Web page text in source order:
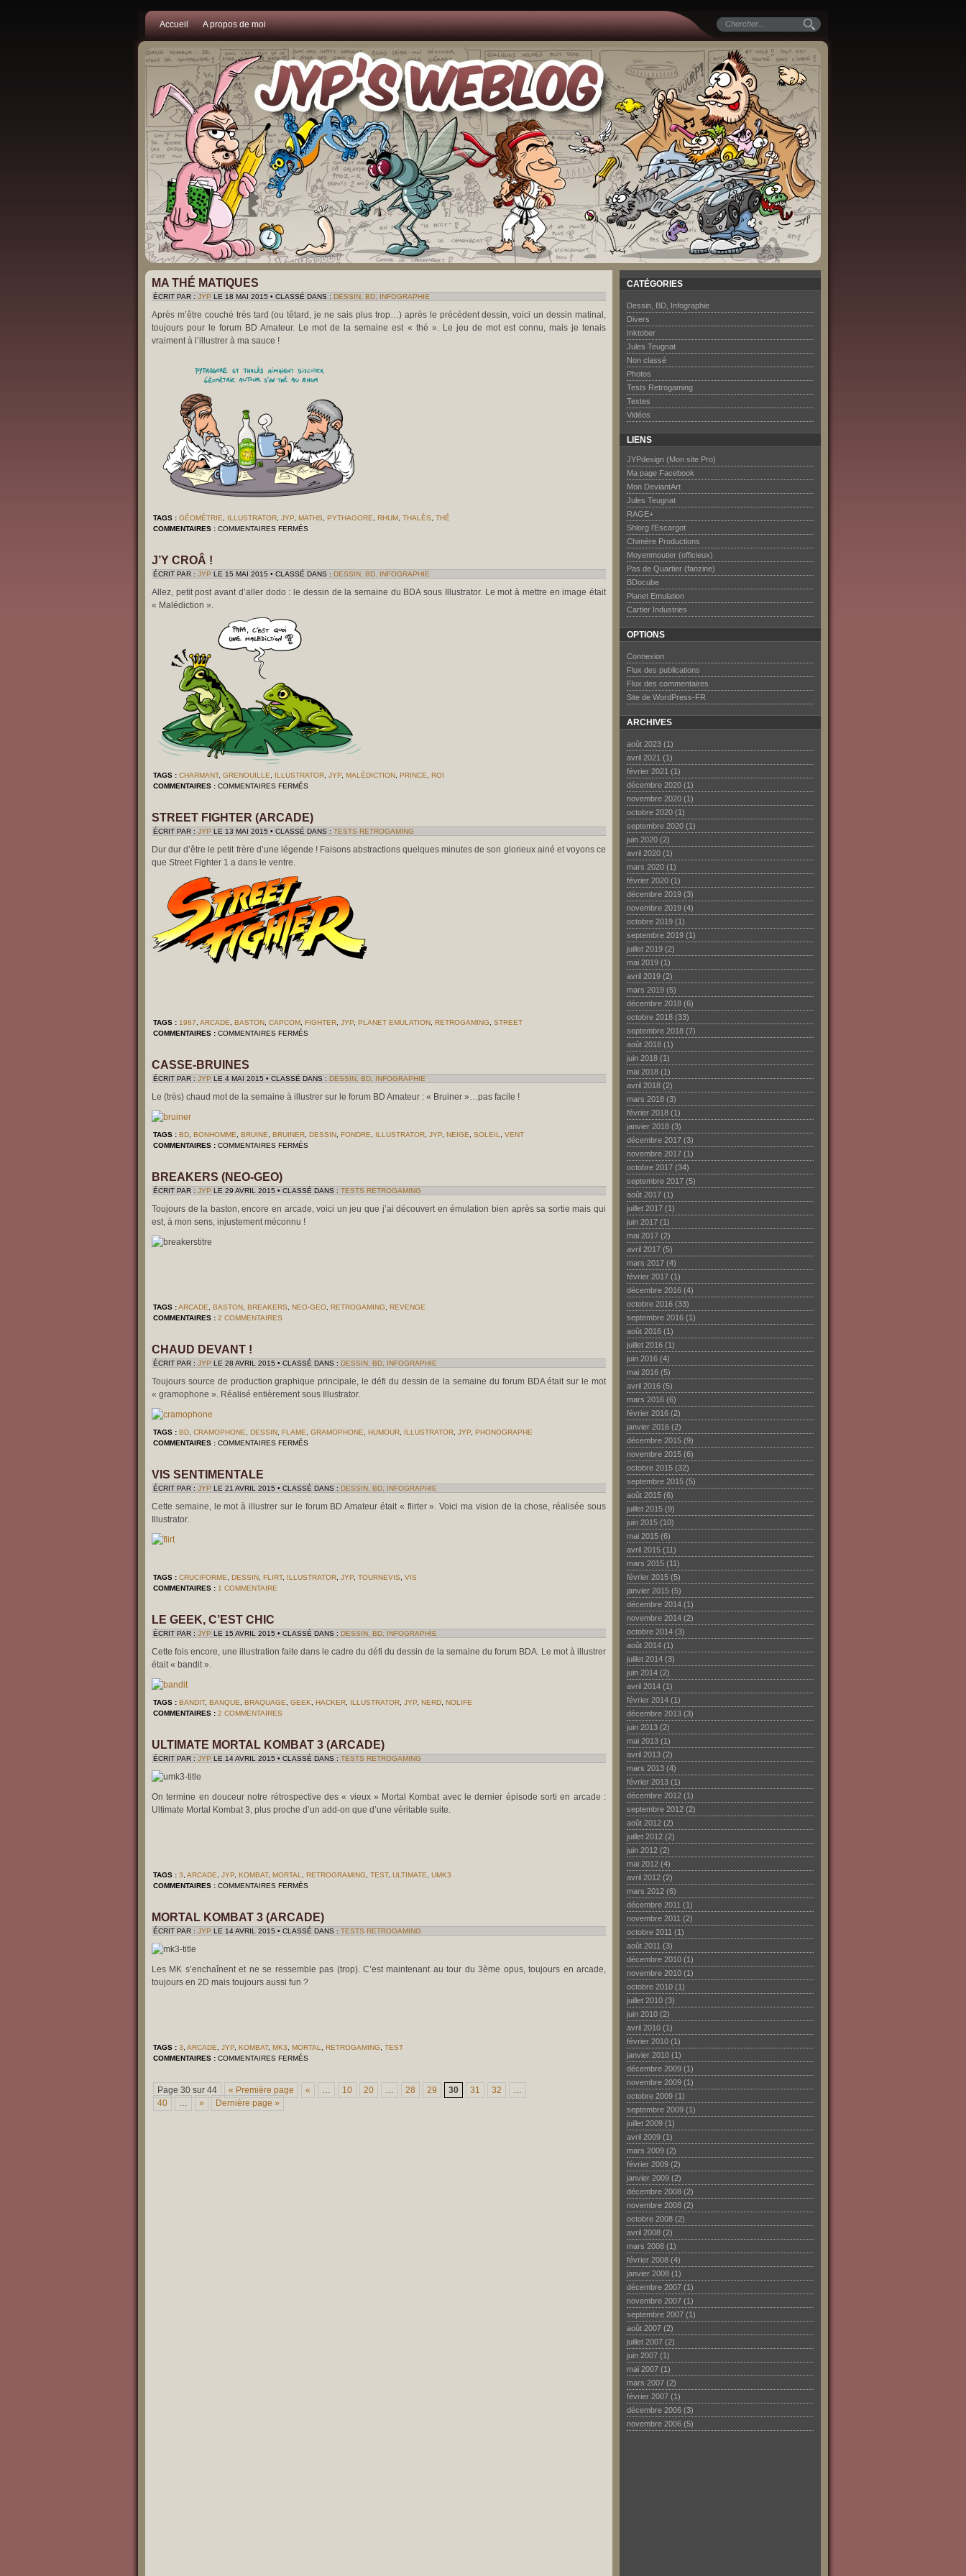
Accueil A propos de moi
MA THÉ MATIQUES
ÉCRIT PAR : JYP LE 18 MAI 2015 • CLASSÉ DANS : DESSIN, BD, INFOGRAPHIE
Après m’être couché très tard (ou têtard, je ne sais plus trop…) après le précédent dessin, voici un dessin matinal,
toujours pour le forum BD Amateur. Le mot de la semaine est « thé ». Le jeu de mot est connu, mais je tenais
vraiment à l’illustrer à ma sauce !
TAGS : GÉOMÉTRIE ILLUSTRATOR JYP MATHS PYTHAGORE RHUM THALÈS
THÉ
COMMENTAIRES : COMMENTAIRES FERMÉSSUR
J’Y CROÂ !
ÉCRIT PAR : JYP LE 15 MAI 2015 • CLASSÉ DANS : DESSIN, BD, INFOGRAPHIE
Allez, petit post avant d’aller dodo : le dessin de la semaine du BDA sous Illustrator. Le mot à mettre en image était
« Malédiction ».
TAGS : CHARMANT, GRENOUILLE ILLUSTRATOR JYP MALÉDICTION PRINCE
ROI
COMMENTAIRES : COMMENTAIRES FERMÉSSUR
STREET FIGHTER (ARCADE)
ÉCRIT PAR : JYP LE 13 MAI 2015 • CLASSÉ DANS : TESTS RETROGAMING
Dur dur d’être le petit frère d’une légende ! Faisons abstractions quelques minutes de son glorieux ainé et voyons ce
que Street Fighter 1 a dans le ventre.
TAGS : 1987 ARCADE BASTON CAPCOM FIGHTER JYP PLANET EMULATION RETROGAMING
STREET
COMMENTAIRES : COMMENTAIRES FERMÉSSUR
CASSE-BRUINES
ÉCRIT PAR : JYP LE 4 MAI 2015 • CLASSÉ DANS : DESSIN, BD, INFOGRAPHIE
Le (très) chaud mot de la semaine à illustrer sur le forum BD Amateur : « Bruiner »…pas facile !
TAGS : BD BONHOMME BRUINE BRUINER DESSIN FONDRE ILLUSTRATOR JYP NEIGE SOLEIL
VENT
COMMENTAIRES : COMMENTAIRES FERMÉSSUR
BREAKERS (NEO-GEO)
ÉCRIT PAR : JYP LE 29 AVRIL 2015 • CLASSÉ DANS : TESTS RETROGAMING
Toujours de la baston, encore en arcade, voici un jeu que j’ai découvert en émulation bien après sa sortie mais qui
est, à mon sens, injustement méconnu !
TAGS :ARCADE BASTON BREAKERS NEO-GEO RETROGAMING
REVENGE
COMMENTAIRES : 2 COMMENTAIRES
CHAUD DEVANT !
ÉCRIT PAR : JYP LE 28 AVRIL 2015 • CLASSÉ DANS : DESSIN, BD, INFOGRAPHIE
Toujours source de production graphique principale, le défi du dessin de la semaine du forum BDA était sur le mot
« gramophone ». Réalisé entièrement sous Illustrator.
TAGS : BD CRAMOPHONE DESSIN FLAME GRAMOPHONE HUMOUR ILLUSTRATOR JYP PHONOGRAPHE
COMMENTAIRES : COMMENTAIRES FERMÉSSUR
VIS SENTIMENTALE
ÉCRIT PAR : JYP LE 21 AVRIL 2015 • CLASSÉ DANS : DESSIN, BD, INFOGRAPHIE
Cette semaine, le mot à illustrer sur le forum BD Amateur était « flirter ». Voici ma vision de la chose, réalisée sous
Illustrator.
TAGS : CRUCIFORME DESSIN FLIRT, ILLUSTRATOR JYP TOURNEVIS
VIS
COMMENTAIRES : 1 COMMENTAIRE
LE GEEK, C’EST CHIC
ÉCRIT PAR : JYP LE 15 AVRIL 2015 • CLASSÉ DANS : DESSIN, BD, INFOGRAPHIE
Cette fois encore, une illustration faite dans le cadre du défi du dessin de la semaine du forum BDA. Le mot à illustrer
était « bandit ».
TAGS : BANDIT, BANQUE BRAQUAGE GEEK HACKER ILLUSTRATOR JYP NERD NOLIFE
COMMENTAIRES : 2 COMMENTAIRES
ULTIMATE MORTAL KOMBAT 3 (ARCADE)
ÉCRIT PAR : JYP LE 14 AVRIL 2015 • CLASSÉ DANS : TESTS RETROGAMING
On termine en douceur notre rétrospective des « vieux » Mortal Kombat avec le dernier épisode sorti en arcade :
Ultimate Mortal Kombat 3, plus proche d’un add-on que d’une véritable suite.
TAGS : 3 ARCADE JYP KOMBAT, MORTAL RETROGRAMING TEST, ULTIMATE
UMK3
COMMENTAIRES : COMMENTAIRES FERMÉSSUR
3
(ARCADE)
MORTAL KOMBAT 3 (ARCADE)
ÉCRIT PAR : JYP LE 14 AVRIL 2015 • CLASSÉ DANS : TESTS RETROGAMING
Les MK s’enchaînent et ne se ressemble pas (trop). C’est maintenant au tour du 3ème opus, toujours en arcade,
toujours en 2D mais toujours aussi fun ?
TAGS : 3 ARCADE JYP KOMBAT, MK3 MORTAL RETROGAMING
TEST
COMMENTAIRES : COMMENTAIRES FERMÉSSUR
3
(ARCADE)
Page 30 sur 44 « Première page « … 10 20 … 28 29 30 31 32
…
40
… » Dernière page »
CATÉGORIES
Dessin, BD, Infographie
Divers
Inktober
Jules Teugnat
Non classé
Photos
Tests Retrogaming
Textes
Vidéos
LIENS
JYPdesign (Mon site Pro)
Ma page Facebook
Mon DeviantArt
Jules Teugnat
RAGE+
Shlorg l’Escargot
Chimère Productions
Moyenmoutier (officieux)
Pas de Quartier (fanzine)
BDocube
Planet Emulation
Cartier Industries
OPTIONS
Connexion
Flux des publications
Flux des commentaires
Site de WordPress-FR
ARCHIVES
août 2023 (1)
avril 2021 (1)
février 2021 (1)
décembre 2020 (1)
novembre 2020 (1)
octobre 2020 (1)
septembre 2020 (1)
juin 2020 (2)
avril 2020 (1)
mars 2020 (1)
février 2020 (1)
décembre 2019 (3)
novembre 2019 (4)
octobre 2019 (1)
septembre 2019 (1)
juillet 2019 (2)
mai 2019 (1)
avril 2019 (2)
mars 2019 (5)
décembre 2018 (6)
octobre 2018 (33)
septembre 2018 (7)
août 2018 (1)
juin 2018 (1)
mai 2018 (1)
avril 2018 (2)
mars 2018 (3)
février 2018 (1)
janvier 2018 (3)
décembre 2017 (3)
novembre 2017 (1)
octobre 2017 (34)
septembre 2017 (5)
août 2017 (1)
juillet 2017 (1)
juin 2017 (1)
mai 2017 (2)
avril 2017 (5)
mars 2017 (4)
février 2017 (1)
décembre 2016 (4)
octobre 2016 (33)
septembre 2016 (1)
août 2016 (1)
juillet 2016 (1)
juin 2016 (4)
mai 2016 (5)
avril 2016 (5)
mars 2016 (6)
février 2016 (2)
janvier 2016 (2)
décembre 2015 (9)
novembre 2015 (6)
octobre 2015 (32)
septembre 2015 (5)
août 2015 (6)
juillet 2015 (9)
juin 2015 (10)
mai 2015 (6)
avril 2015 (11)
mars 2015 (11)
février 2015 (5)
janvier 2015 (5)
décembre 2014 (1)
novembre 2014 (2)
octobre 2014 (3)
août 2014 (1)
juillet 2014 (3)
juin 2014 (2)
avril 2014 (1)
février 2014 (1)
décembre 2013 (3)
juin 2013 (2)
mai 2013 (1)
avril 2013 (2)
mars 2013 (4)
février 2013 (1)
décembre 2012 (1)
septembre 2012 (2)
août 2012 (2)
juillet 2012 (2)
juin 2012 (2)
mai 2012 (4)
avril 2012 (2)
mars 2012 (6)
décembre 2011 (1)
novembre 2011 (2)
octobre 2011 (1)
août 2011 (3)
décembre 2010 (1)
novembre 2010 (1)
octobre 2010 (1)
juillet 2010 (3)
juin 2010 (2)
avril 2010 (1)
février 2010 (1)
janvier 2010 (1)
décembre 2009 (1)
novembre 2009 (1)
octobre 2009 (1)
septembre 2009 (1)
juillet 2009 (1)
avril 2009 (1)
mars 2009 (2)
février 2009 (2)
janvier 2009 (2)
décembre 2008 (2)
novembre 2008 (2)
octobre 2008 (2)
avril 2008 (2)
mars 2008 (1)
février 2008 (4)
janvier 2008 (1)
décembre 2007 (1)
novembre 2007 (1)
septembre 2007 (1)
août 2007 (2)
juillet 2007 (2)
juin 2007 (1)
mai 2007 (1)
mars 2007 (2)
février 2007 (1)
décembre 2006 (3)
novembre 2006 (5)